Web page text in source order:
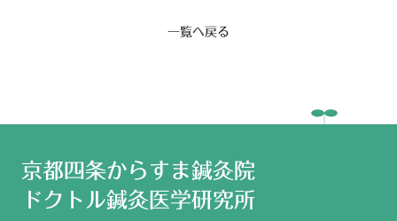
一覧へ戻る
京都四条からすま鍼灸院
ドクトル鍼灸医学研究所